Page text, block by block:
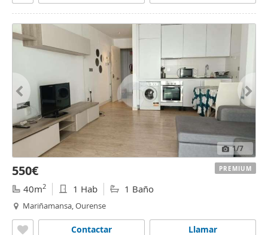
1/7
550€
40m2 1 Hab 1 Baño
Mariñamansa, Ourense
Llamar
Contactar
PREMIUM